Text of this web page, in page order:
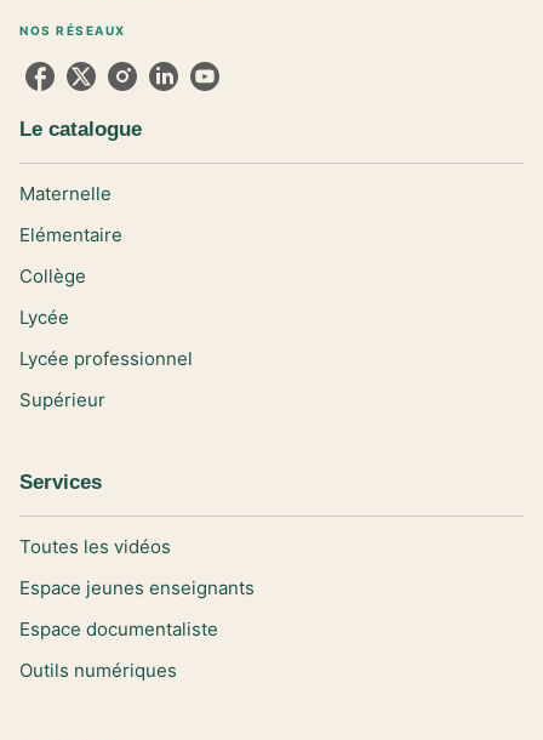
NOS RÉSEAUX
Le catalogue
Maternelle
Elémentaire
Collège
Lycée
Lycée professionnel
Supérieur
Services
Toutes les vidéos
Espace jeunes enseignants
Espace documentaliste
Outils numériques